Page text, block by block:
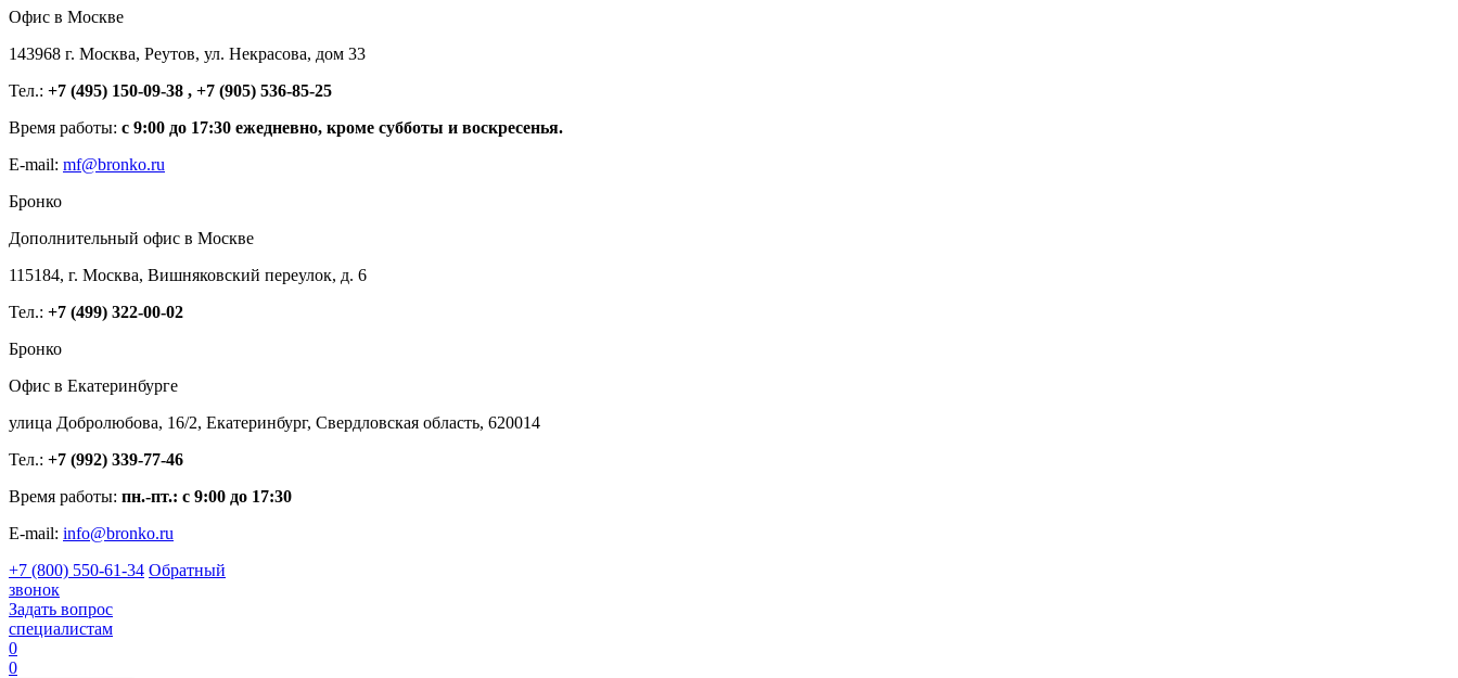
Офис в Москве
143968 г. Москва, Реутов, ул. Некрасова, дом 33
Тел.: +7 (495) 150-09-38 , +7 (905) 536-85-25
Время работы: с 9:00 до 17:30 ежедневно, кроме субботы и воскресенья.
E-mail: mf@bronko.ru
Бронко
Дополнительный офис в Москве
115184, г. Москва, Вишняковский переулок, д. 6
Тел.: +7 (499) 322-00-02
Бронко
Офис в Екатеринбурге
улица Добролюбова, 16/2, Екатеринбург, Свердловская область, 620014
Тел.: +7 (992) 339-77-46
Время работы: пн.-пт.: с 9:00 до 17:30
E-mail: info@bronko.ru
+7 (800) 550-61-34 Обратный
звонок
Задать вопрос
специалистам
0
0